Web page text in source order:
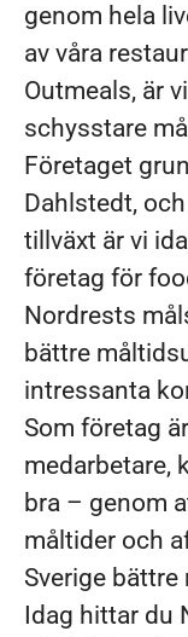
genom hela
av våra
Outmeals, är
schysstare
Företaget
Dahlstedt,
tillväxt är vi
företag för
Nordrests
bättre
intressanta
Som företag
medarbetare,
bra – genom
måltider och
Sverige bättre
Idag hittar du